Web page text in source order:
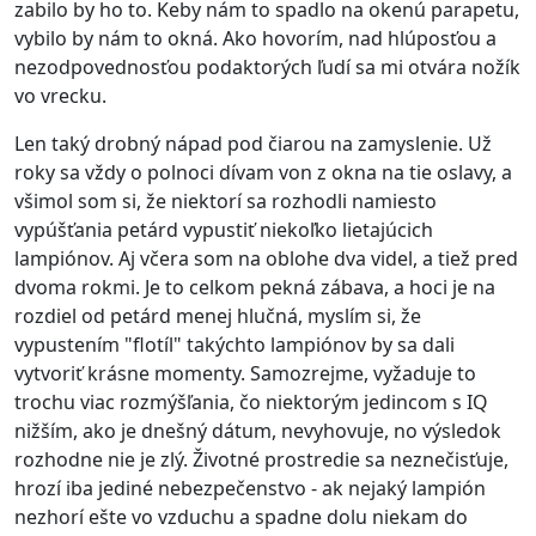
zabilo by ho to. Keby nám to spadlo na okenú parapetu,
vybilo by nám to okná. Ako hovorím, nad hlúposťou a
nezodpovednosťou podaktorých ľudí sa mi otvára nožík
vo vrecku.
Len taký drobný nápad pod čiarou na zamyslenie. Už
roky sa vždy o polnoci dívam von z okna na tie oslavy, a
všimol som si, že niektorí sa rozhodli namiesto
vypúšťania petárd vypustiť niekoľko lietajúcich
lampiónov. Aj včera som na oblohe dva videl, a tiež pred
dvoma rokmi. Je to celkom pekná zábava, a hoci je na
rozdiel od petárd menej hlučná, myslím si, že
vypustením "flotíl" takýchto lampiónov by sa dali
vytvoriť krásne momenty. Samozrejme, vyžaduje to
trochu viac rozmýšľania, čo niektorým jedincom s IQ
nižším, ako je dnešný dátum, nevyhovuje, no výsledok
rozhodne nie je zlý. Životné prostredie sa neznečisťuje,
hrozí iba jediné nebezpečenstvo - ak nejaký lampión
nezhorí ešte vo vzduchu a spadne dolu niekam do